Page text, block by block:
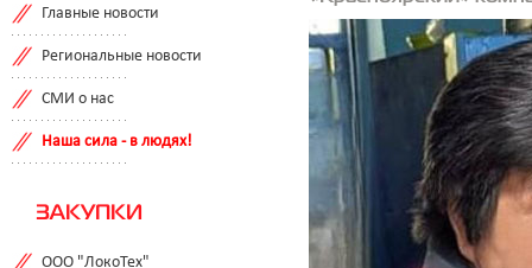
Главные новости
Региональные новости
СМИ о нас
Наша сила - в людях!
ЗАКУПКИ
ООО "ЛокоТех"